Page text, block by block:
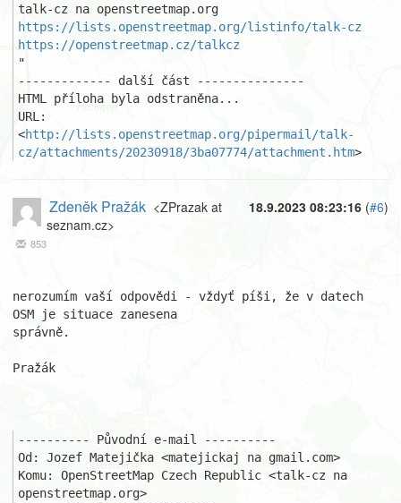
https://lists.openstreetmap.org/listinfo/talk-cz
https://openstreetmap.cz/talkcz
"
------------- další část ---------------
HTML příloha byla odstraněna...
URL:
<http://lists.openstreetmap.org/pipermail/talk-
cz/attachments/20230918/3ba07774/attachment.htm>
18.9.2023 08:23:16 (#6)
Zdeněk Pražák <ZPrazak at
seznam.cz>
853
nerozumím vaší odpovědi - vždyť píši, že v datech
OSM je situace zanesena
správně.
Pražák
---------- Původní e-mail ----------
Od: Jozef Matejička <matejickaj na gmail.com>
Komu: OpenStreetMap Czech Republic <talk-cz na
openstreetmap.org>